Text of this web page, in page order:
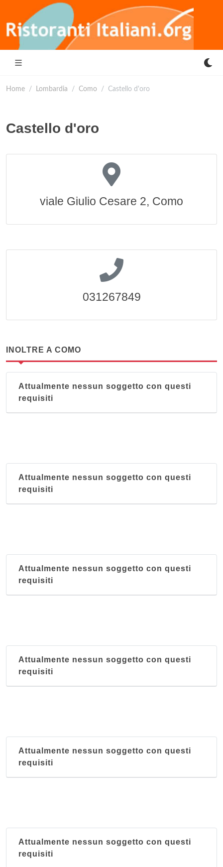
Home Lombardia Como Castello d'oro
Castello d'oro
viale Giulio Cesare 2, Como
031267849
INOLTRE A COMO
Attualmente nessun soggetto con questi
requisiti
Attualmente nessun soggetto con questi
requisiti
Attualmente nessun soggetto con questi
requisiti
Attualmente nessun soggetto con questi
requisiti
Attualmente nessun soggetto con questi
requisiti
Attualmente nessun soggetto con questi
requisiti